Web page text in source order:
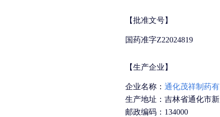
【批准文号】
国药准字Z22024819
【生产企业】
企业名称： 通化茂祥制药
生产地址：吉林省通化市
邮政编码：134000